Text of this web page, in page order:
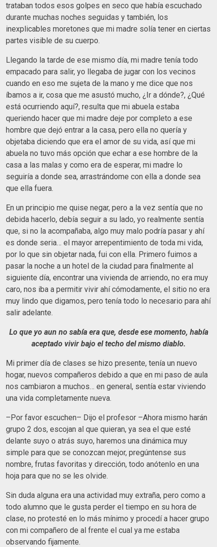
trataban todos esos golpes en seco que había escuchado
durante muchas noches seguidas y también, los
inexplicables moretones que mi madre solía tener en ciertas
partes visible de su cuerpo.
Llegando la tarde de ese mismo día, mi madre tenía todo
empacado para salir, yo llegaba de jugar con los vecinos
cuando en eso me sujeta de la mano y me dice que nos
íbamos a ir, cosa que me asustó mucho, ¿Ir a dónde?, ¿Qué
está ocurriendo aquí?, resulta que mi abuela estaba
queriendo hacer que mi madre deje por completo a ese
hombre que dejó entrar a la casa, pero ella no quería y
objetaba diciendo que era el amor de su vida, así que mi
abuela no tuvo más opción que echar a ese hombre de la
casa a las malas y como era de esperar, mi madre lo
seguiría a donde sea, arrastrándome con ella a donde sea
que ella fuera.
En un principio me quise negar, pero a la vez sentía que no
debida hacerlo, debía seguir a su lado, yo realmente sentía
que, si no la acompañaba, algo muy malo podría pasar y ahí
es donde seria… el mayor arrepentimiento de toda mi vida,
por lo que sin objetar nada, fui con ella. Primero fuimos a
pasar la noche a un hotel de la ciudad para finalmente al
siguiente día, encontrar una vivienda de arriendo, no era muy
caro, nos iba a permitir vivir ahí cómodamente, el sitio no era
muy lindo que digamos, pero tenía todo lo necesario para ahí
salir adelante.
Lo que yo aun no sabía era que, desde ese momento, había
aceptado vivir bajo el techo del mismo diablo.
Mi primer día de clases se hizo presente, tenía un nuevo
hogar, nuevos compañeros debido a que en mi paso de aula
nos cambiaron a muchos… en general, sentía estar viviendo
una vida completamente nueva.
–Por favor escuchen– Dijo el profesor –Ahora mismo harán
grupo 2 dos, escojan al que quieran, ya sea el que esté
delante suyo o atrás suyo, haremos una dinámica muy
simple para que se conozcan mejor, pregúntense sus
nombre, frutas favoritas y dirección, todo anótenlo en una
hoja para que no se les olvide.
Sin duda alguna era una actividad muy extraña, pero como a
todo alumno que le gusta perder el tiempo en su hora de
clase, no protesté en lo más mínimo y procedí a hacer grupo
con mi compañero de al frente el cual ya me estaba
observando fijamente.